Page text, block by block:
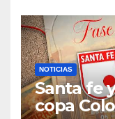
NOTICIAS
Santa fe
copa